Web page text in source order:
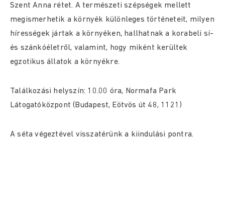
Szent Anna rétet. A természeti szépségek mellett
megismerhetik a környék különleges történeteit, milyen
hírességek jártak a környéken, hallhatnak a korabeli sí-
és szánkóéletről, valamint, hogy miként kerültek
egzotikus állatok a környékre.
Találkozási helyszín: 10.00 óra, Normafa Park
Látogatóközpont (Budapest, Eötvös út 48, 1121)
A séta végeztével visszatérünk a kiindulási pontra.